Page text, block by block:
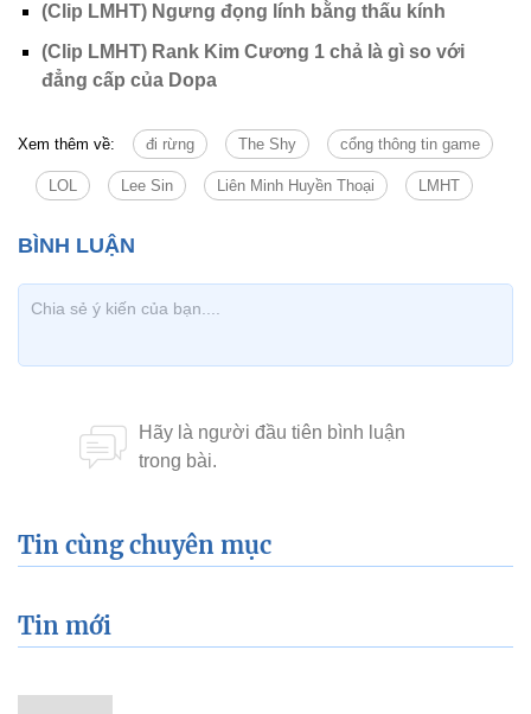
(Clip LMHT) Ngưng đọng lính bằng thấu kính
(Clip LMHT) Rank Kim Cương 1 chả là gì so với
đẳng cấp của Dopa
Xem thêm về: đi rừng The Shy cổng thông tin game
LOL Lee Sin Liên Minh Huyền Thoại LMHT
Tin cùng chuyên mục
Tin mới